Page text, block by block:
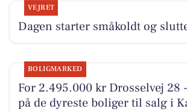
VEJRET
Dagen starter småkoldt og
BOLIGMARKED
For 2.495.000 kr Drosselvej 28
på de dyreste boliger til salg i